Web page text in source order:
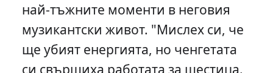
най-тъжните моменти в неговия
музикантски живот. "Мислех си, че
ще убият енергията, но ченгетата
си свършиха работата за шестица.